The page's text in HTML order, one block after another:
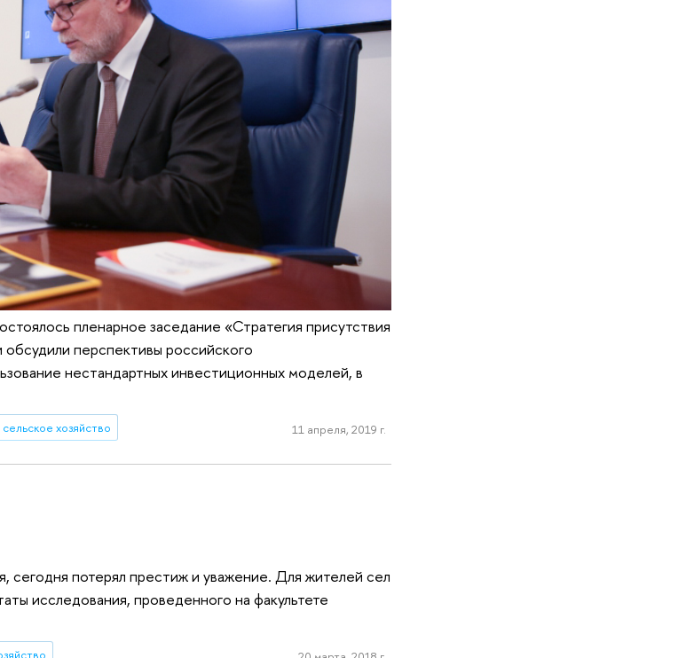
пленарное заседание «Стратегия присутствия
перспективы российского
нестандартных инвестиционных моделей, в
сельское хозяйство 11 апреля, 2019 г.
сегодня потерял престиж и уважение. Для жителей сел
исследования, проведенного на факультете